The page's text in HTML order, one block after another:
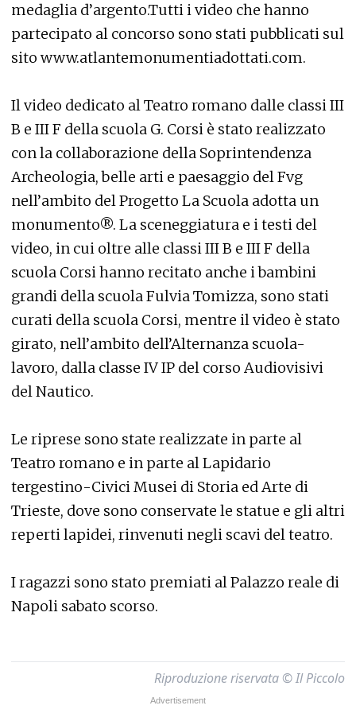
medaglia d’argento.Tutti i video che hanno
partecipato al concorso sono stati pubblicati sul
sito www.atlantemonumentiadottati.com.
Il video dedicato al Teatro romano dalle classi III
B e III F della scuola G. Corsi è stato realizzato
con la collaborazione della Soprintendenza
Archeologia, belle arti e paesaggio del Fvg
nell’ambito del Progetto La Scuola adotta un
monumento®. La sceneggiatura e i testi del
video, in cui oltre alle classi III B e III F della
scuola Corsi hanno recitato anche i bambini
grandi della scuola Fulvia Tomizza, sono stati
curati della scuola Corsi, mentre il video è stato
girato, nell’ambito dell’Alternanza scuola-
lavoro, dalla classe IV IP del corso Audiovisivi
del Nautico.
Le riprese sono state realizzate in parte al
Teatro romano e in parte al Lapidario
tergestino-Civici Musei di Storia ed Arte di
Trieste, dove sono conservate le statue e gli altri
reperti lapidei, rinvenuti negli scavi del teatro.
I ragazzi sono stato premiati al Palazzo reale di
Napoli sabato scorso.
Riproduzione riservata © Il Piccolo